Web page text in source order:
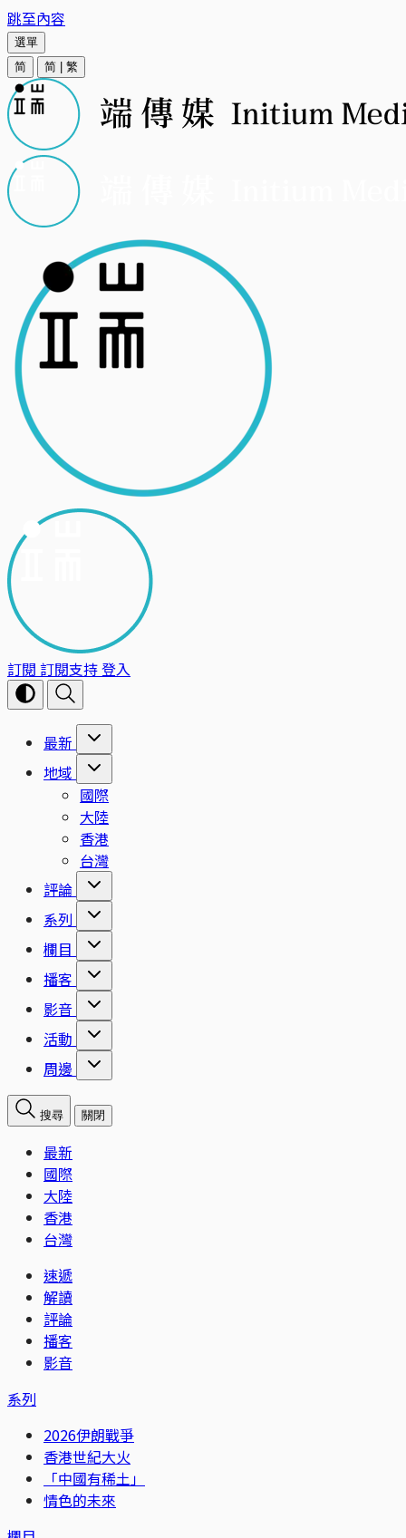
跳至內容
選單
简
简 繁
訂閱 訂閱支持登入
最新
地域
國際
大陸
香港
台灣
評論
系列
欄目
播客
影音
活動
周邊
搜尋 關閉
最新
國際
大陸
香港
台灣
速遞
解讀
評論
播客
影音
系列
2026伊朗戰爭
香港世紀大火
「中國有稀土」
情色的未來